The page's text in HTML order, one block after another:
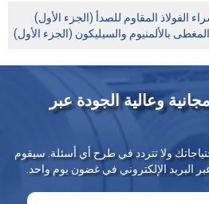
الفولاذ المقاوم للصدأ (الجزء الأول)
بالألمنيوم والسيليكون (الجزء الأول)
وعالية الجودة عبر
ولا تتردد في طرح أي أسئلة. سيقوم
البريد الإلكتروني في غضون يوم واحد.